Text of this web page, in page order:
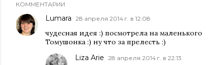
КОММЕНТАРИИ
Lumara 28 апреля 2014 г. в 12:08
чудесная идея :) посмотрела на маленького
Томушонка :) ну что за прелесть :)
Liza Arie 28 апреля 2014 г. в 22:13